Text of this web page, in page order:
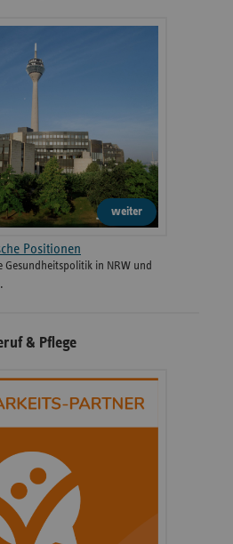
weiter
Positionen
Gesundheitspolitik in NRW und
& Pflege